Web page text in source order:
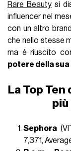
Rare Beauty si
influencer nel
con un altro
che nello stesse
ma è riuscito
potere della
La Top
Sephora
7,371,